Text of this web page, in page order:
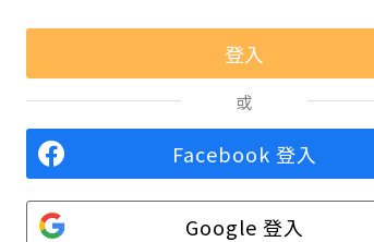
或
Facebook 登入
Google 登入